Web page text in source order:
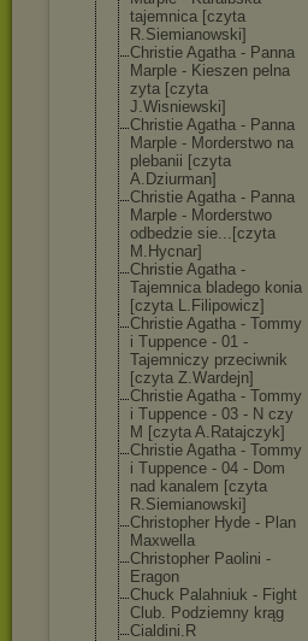
tajemnica [czyta
R.Siemianowski]
Christie Agatha - Panna
Marple - Kieszen pelna
zyta [czyta
J.Wisniewski]
Christie Agatha - Panna
Marple - Morderstwo na
plebanii [czyta
A.Dziurman]
Christie Agatha - Panna
Marple - Morderstwo
odbedzie sie...[czyta
M.Hycnar]
Christie Agatha -
Tajemnica bladego konia
[czyta L.Filipowicz]
Christie Agatha - Tommy
i Tuppence - 01 -
Tajemniczy przeciwnik
[czyta Z.Wardejn]
Christie Agatha - Tommy
i Tuppence - 03 - N czy
M [czyta A.Ratajczyk]
Christie Agatha - Tommy
i Tuppence - 04 - Dom
nad kanalem [czyta
R.Siemianowski]
Christopher Hyde - Plan
Maxwella
Christopher Paolini -
Eragon
Chuck Palahniuk - Fight
Club. Podziemny krąg
Cialdini.R